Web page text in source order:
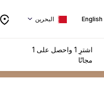
English البحرين
اشترِ 1 واحصل على 1
مجانًا